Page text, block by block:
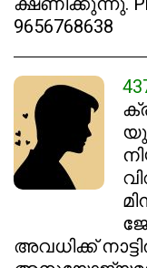
9656768638
അവധിക്ക്